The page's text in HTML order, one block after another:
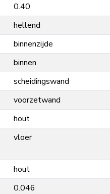
0.40
hellend
binnenzijde
binnen
scheidingswand
voorzetwand
hout
vloer
hout
0.046